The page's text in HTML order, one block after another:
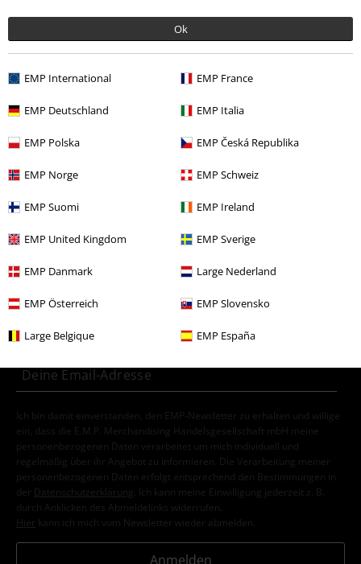
Ok
EMP International EMP France
EMP Deutschland EMP Italia
EMP Polska EMP Česká Republika
EMP Norge EMP Schweiz
EMP Suomi EMP Ireland
EMP United Kingdom EMP Sverige
EMP Danmark Large Nederland
EMP Österreich EMP Slovensko
Large Belgique EMP España
Straight
Cut
Leibhöhe
Low Rise
Low Rise
Low Rise
Medium
Low Rise
Medium
Low Rise
schmal
geschnittengeschnittengeschnitten
Knie
Sehr
Bequem Schmal
Fußweite
Sehr
Normal Boot cut
Greif einen 15%* Gutschein ab, wenn du dich
jetzt anmeldest!
Ich bin damit einverstanden, den EMP-Newsletter zu erhalten und willige
ein, dass die E.M.P. Merchandising Handelsgesellschaft mbH meine
personenbezogenen Daten verarbeitet um mich individuell und
regelmäßig über ihr Angebot zu informieren. Die Verarbeitung meiner
personenbezogenen Daten erfolgt entsprechend den Bestimmungen in
der
Datenschutzerklärung
. Ich kann meine Einwilligung jederzeit z. B.
durch Anklicken des Abmeldelinks widerrufen.
Hier kann ich mich vom Newsletter wieder abmelden.
Anmelden